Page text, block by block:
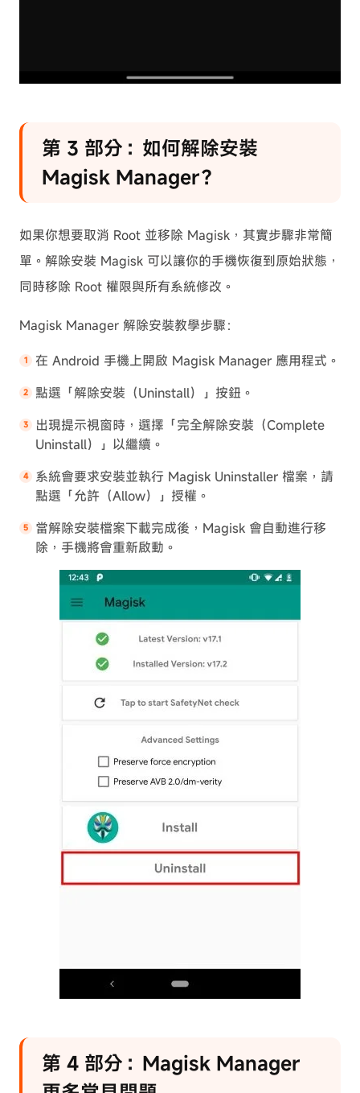
第 3 部分：如何解除安裝
Magisk Manager？
如果你想要取消 Root 並移除 Magisk，其實步驟非常簡
單。解除安裝 Magisk 可以讓你的手機恢復到原始狀態，
同時移除 Root 權限與所有系統修改。
Magisk Manager 解除安裝教學步驟：
在 Android 手機上開啟 Magisk Manager 應用程式。
點選「解除安裝（Uninstall）」按鈕。
出現提示視窗時，選擇「完全解除安裝（Complete
Uninstall）」以繼續。
系統會要求安裝並執行 Magisk Uninstaller 檔案，請
點選「允許（Allow）」授權。
當解除安裝檔案下載完成後，Magisk 會自動進行移
除，手機將會重新啟動。
第 4 部分：Magisk Manager